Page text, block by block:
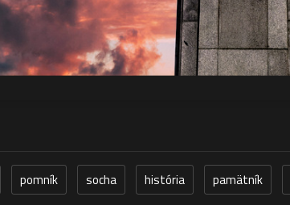
pomník socha história pamätník